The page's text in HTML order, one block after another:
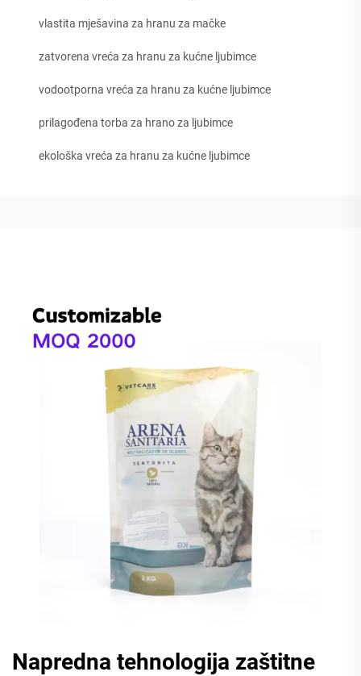
vlastita mješavina za hranu za mačke
zatvorena vreća za hranu za kućne ljubimce
vodootporna vreća za hranu za kućne ljubimce
prilagođena torba za hrano za ljubimce
ekološka vreća za hranu za kućne ljubimce
Napredna tehnologija zaštitne